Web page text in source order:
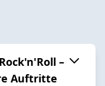
–
Auftritte